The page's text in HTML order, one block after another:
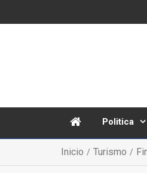
Politica
Inicio Turismo